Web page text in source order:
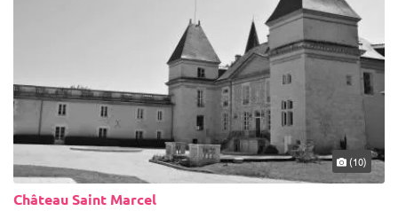
(10)
Château Saint Marcel